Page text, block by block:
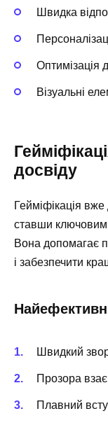
Швидка
Оптимізація
Візуальні
досвіду
Гейміфікація
ставши ключовим
Вона допомагає
і забезпечити
Швидкий
Прозора
Плавний